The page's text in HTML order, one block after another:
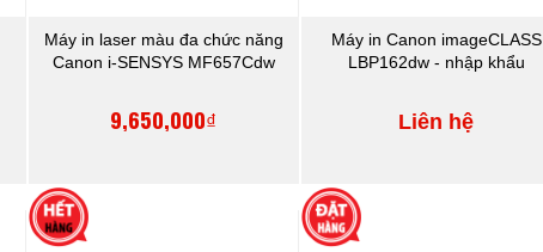
Máy in laser màu đa chức năng
Canon i-SENSYS MF657Cdw
9,650,000₫
Máy in Canon imageCLASS
LBP162dw - nhập khẩu
Liên hệ